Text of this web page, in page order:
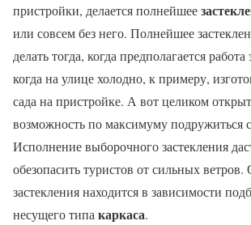
пристройки, делается полнейшее
или совсем без него. Полнейшее
делать тогда, когда предполагается
когда на улице холодно, к примеру,
сада на пристройке. А вот целиком
возможность по максимуму подружиться
Исполнение выборочного застекления
обезопасить туристов от сильных
застекления находится в зависимости
несущего типакаркаса.